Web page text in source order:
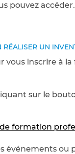
pouvez accéder.
UN
vous inscrire à
sur le
formation
événements ou